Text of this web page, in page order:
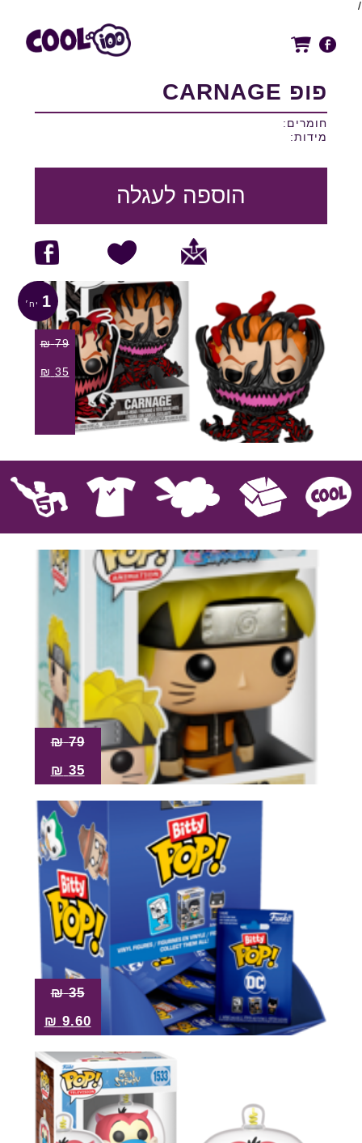
/
פופ CARNAGE
חומרים:
מידות:
הוספה לעגלה
1
79
₪
35
₪
אספנות בובות פרווה חולצות פסלים
מבצע
79
₪
35
₪
35
₪
9.60
₪